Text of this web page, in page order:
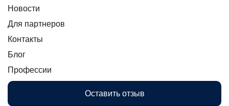
Новости
Для партнеров
Контакты
Блог
Профессии
Оставить отзыв